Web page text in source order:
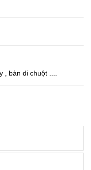
bàn di chuột ....